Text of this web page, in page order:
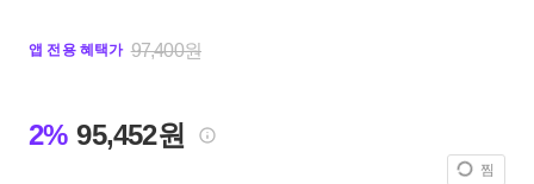
앱 전용 혜택가 97,400원
2% 95,452원
찜